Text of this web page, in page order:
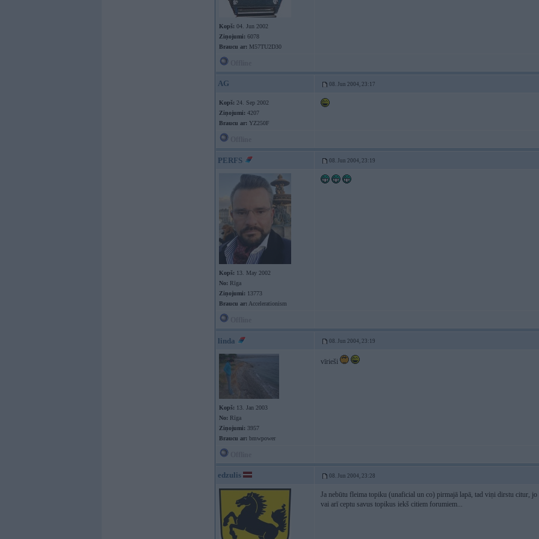
Kopš: 04. Jun 2002
Ziņojumi: 6078
Braucu ar: M57TU2D30
AG 08. Jun 2004, 23:17
Kopš: 24. Sep 2002
Ziņojumi: 4207
Braucu ar: YZ250F
PERFS 08. Jun 2004, 23:19
Kopš: 13. May 2002
No: Rīga
Ziņojumi: 13773
Braucu ar: Accelerationism
linda 08. Jun 2004, 23:19
Kopš: 13. Jan 2003
No: Rīga
Ziņojumi: 3957
Braucu ar: bmwpower
vīrieši
edzulis 08. Jun 2004, 23:28
Ja nebūtu fleima topiku (unaficial un co) pirmajā lapā, tad viņi dirstu citur,
vai arī ceptu savus topikus iekš citiem forumiem...